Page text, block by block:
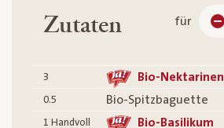
Zutaten für
3 Bio-Nektarinen
0.5 Bio-Spitzbaguette
1 Handvoll Bio-Basilikum